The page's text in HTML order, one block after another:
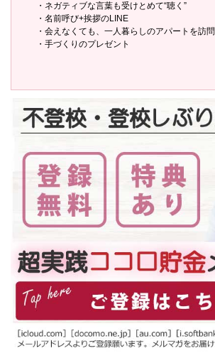
・ネガティブな言葉も受けとめて“聴く”
・名前呼び+挨拶のLINE
・会えなくても、一人暮らしのアパートを訪問
・手づくりのプレゼント